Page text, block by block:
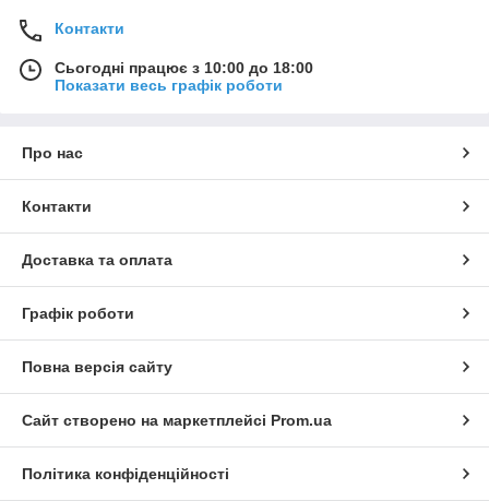
Контакти
Сьогодні працює з 10:00 до 18:00
Показати весь графік роботи
Про нас
Контакти
Доставка та оплата
Графік роботи
Повна версія сайту
Сайт створено на маркетплейсі Prom.ua
Політика конфіденційності